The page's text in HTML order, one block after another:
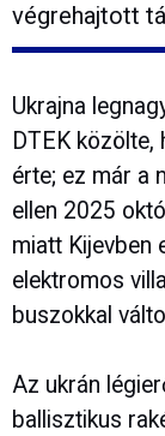
végrehajtott
Ukrajna
DTEK
érte; ez már a
ellen 2025
miatt Kijevben
elektromos
buszokkal
Az ukrán
ballisztikus